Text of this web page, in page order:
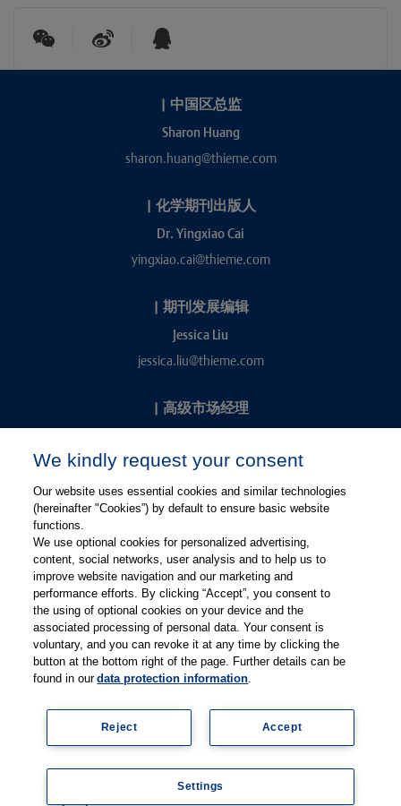
| 中国区总监
Sharon Huang
sharon.huang@thieme.com
| 化学期刊出版人
Dr. Yingxiao Cai
yingxiao.cai@thieme.com
| 期刊发展编辑
Jessica Liu
jessica.liu@thieme.com
| 高级市场经理
kevin.chang@thieme.com
关注微博
关注微信
有关Thieme图书翻译及版权业务，请联系：rights@thieme.de
| Thieme-Connect |
© Copyright 2025, 德国蒂墨出版集团（Thieme Publishers）版权
京ICP备19004917号-1
隐私政策
| Imprint
We kindly request your consent
Our website uses essential cookies and similar technologies
(hereinafter "Cookies”) by default to ensure basic website
functions.
We use optional cookies for personalized advertising,
content, social networks, user analysis and to help us to
improve website navigation and our marketing and
performance efforts. By clicking “Accept”, you consent to
the using of optional cookies on your device and the
associated processing of personal data. Your consent is
voluntary, and you can revoke it at any time by clicking the
button at the bottom right of the page. Further details can be
found in ourdata protection information.
Accept
Reject
Settings